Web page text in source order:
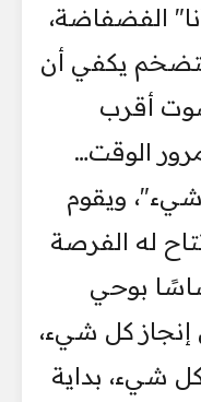
الفضفاضة،
يكفي أن
أقرب
الوقت…
ويقوم
له الفرصة
بوحي
إنجاز كل شيء،
شيء، بداية